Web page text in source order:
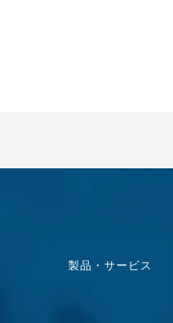
製品・サービス